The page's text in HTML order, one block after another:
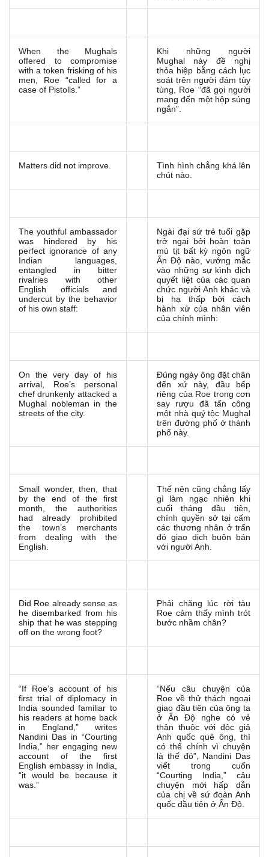
When the Mughals
offered to compromise
with a token frisking of his
men, Roe “called for a
case of Pistolls.”
Khi những người
Mughal này đề nghị
thỏa hiệp bằng cách lục
soát trên người đám tùy
tùng, Roe “đã gọi người
mang đến một hộp súng
ngắn”.
Matters did not improve.
Tình hình chẳng khá lên
chút nào.
The youthful ambassador
was hindered by his
perfect ignorance of any
Indian languages,
entangled in bitter
rivalries with other
English officials and
undercut by the behavior
of his own staff:
Ngài đại sứ trẻ tuổi gặp
trở ngại bởi hoàn toàn
mù tịt bất kỳ ngôn ngữ
Ấn Độ nào, vướng mắc
vào những sự kình địch
quyết liệt của các quan
chức người Anh khác và
bị hạ thấp bởi cách
hành xử của nhân viên
của chính mình:
On the very day of his
arrival, Roe’s personal
chef drunkenly attacked a
Mughal nobleman in the
streets of the city.
Đúng ngày ông đặt chân
đến xứ này, đầu bếp
riêng của Roe trong cơn
say rượu đã tấn công
một nhà quý tộc Mughal
trên đường phố ở thành
phố này.
Small wonder, then, that
by the end of the first
month, the authorities
had already prohibited
the town’s merchants
from dealing with the
English.
Thế nên cũng chẳng lấy
gì làm ngạc nhiên khi
cuối tháng đầu tiên,
chính quyền sở tại cấm
các thương nhân ở trấn
đó giao dịch buôn bán
với người Anh.
Did Roe already sense as
he disembarked from his
ship that he was stepping
off on the wrong foot?
Phải chăng lúc rời tàu
Roe cảm thấy mình trót
bước nhầm chân?
“If Roe’s account of his
first trial of diplomacy in
India sounded familiar to
his readers at home back
in England,” writes
Nandini Das in “Courting
India,” her engaging new
account of the first
English embassy in India,
“it would be because it
was.”
“Nếu câu chuyện của
Roe về thử thách ngoại
giao đầu tiên của ông ta
ở Ấn Độ nghe có vẻ
thân thuộc với độc giả
Anh quốc quê ông, thì
có thể chính vì chuyện
là thế đó”, Nandini Das
viết trong cuốn
“Courting India,” câu
chuyện mới hấp dẫn
của chị về sứ đoàn Anh
quốc đầu tiên ở Ấn Độ.